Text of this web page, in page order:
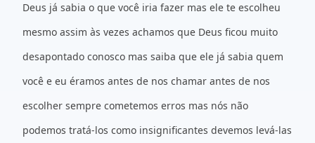
Deus já sabia o que você iria fazer mas ele te escolheu
mesmo assim às vezes achamos que Deus ficou muito
desapontado conosco mas saiba que ele já sabia quem
você e eu éramos antes de nos chamar antes de nos
escolher sempre cometemos erros mas nós não
podemos tratá-los como insignificantes devemos levá-las